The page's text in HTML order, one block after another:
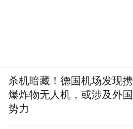
杀机暗藏！德国机场发现携
爆炸物无人机，或涉及外国
势力